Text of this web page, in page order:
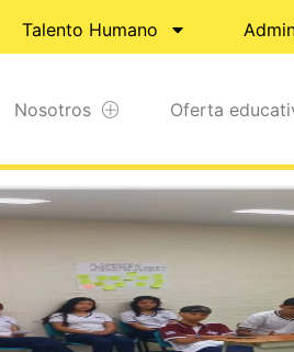
Talento Humano
Nosotros Oferta